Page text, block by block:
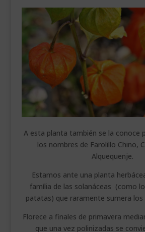
A esta planta también se la conoce
los nombres de Farolillo Chino,
Alquequenje.
Estamos ante una planta
família de las solanáceas (como
patatas) que raramente sumera los
Florece a finales de primavera
que una vez polinizadas se